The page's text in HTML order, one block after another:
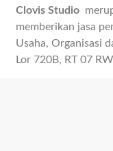
Clovis Studio
memberikan jasa
Usaha, Organisasi
Lor 720B, RT 07